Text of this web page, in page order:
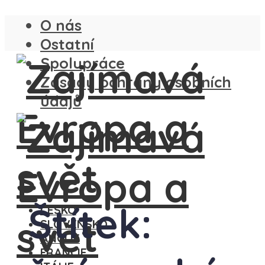
O nás
Ostatní
Spolupráce
Zásady ochrany osobních
údajů
ČESKO
SLOVENSKO
ANGLIE
FRANCIE
Štítek: